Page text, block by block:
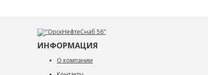
ИНФОРМАЦИЯ
О компании